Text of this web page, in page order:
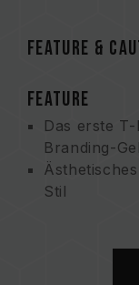
FEATURE &
FEATURE
Das erste T-
Branding-
Stil
Schönheit